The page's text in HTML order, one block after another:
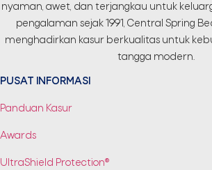
nyaman, awet, dan terjangkau untuk
pengalaman sejak 1991, Central Spring
menghadirkan kasur berkualitas untuk
tangga modern.
PUSAT INFORMASI
Panduan Kasur
Awards
UltraShield Protection®